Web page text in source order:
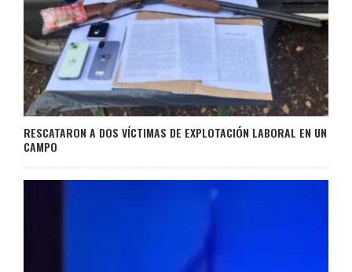
RESCATARON A DOS VÍCTIMAS DE EXPLOTACIÓN LABORAL EN UN
CAMPO